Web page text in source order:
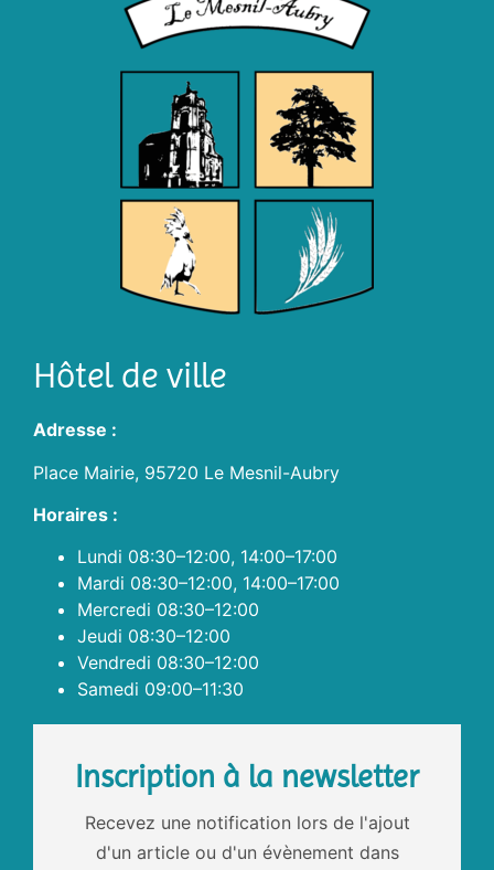
Hôtel de ville
Adresse :
Place Mairie, 95720 Le Mesnil-Aubry
Horaires :
Lundi 08:30–12:00, 14:00–17:00
Mardi 08:30–12:00, 14:00–17:00
Mercredi 08:30–12:00
Jeudi 08:30–12:00
Vendredi 08:30–12:00
Samedi 09:00–11:30
Inscription à la newsletter
Recevez une notification lors de l'ajout
d'un article ou d'un évènement dans